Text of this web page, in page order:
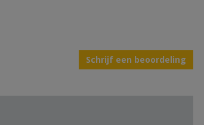
Schrijf een beoordeling